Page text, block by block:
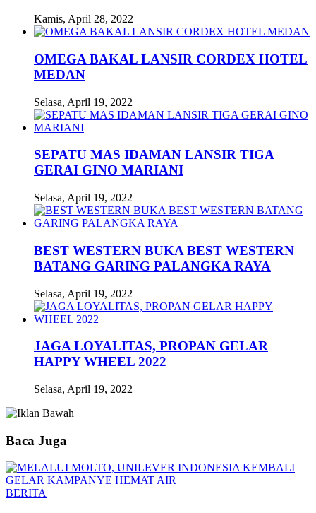
Kamis, April 28, 2022
OMEGA BAKAL LANSIR CORDEX HOTEL
MEDAN
Selasa, April 19, 2022
SEPATU MAS IDAMAN LANSIR TIGA
GERAI GINO MARIANI
Selasa, April 19, 2022
BEST WESTERN BUKA BEST WESTERN
BATANG GARING PALANGKA RAYA
Selasa, April 19, 2022
JAGA LOYALITAS, PROPAN GELAR
HAPPY WHEEL 2022
Selasa, April 19, 2022
Baca Juga
BERITA